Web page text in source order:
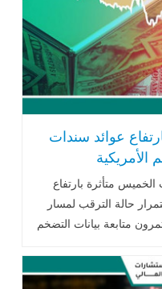
عوائد سندات
الأمريكية
متأثرة بارتفاع
حالة الترقب لمسار
متابعة بيانات التضخم